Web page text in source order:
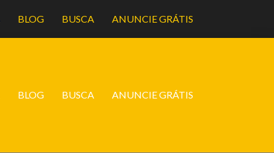
BLOG BUSCA ANUNCIE GRÁTIS
BLOG BUSCA ANUNCIE GRÁTIS